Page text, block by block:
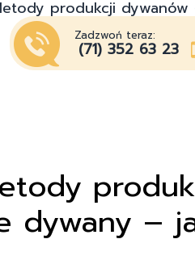
Zadzwoń teraz:
(71) 352 63 23
produkcji
dywany –